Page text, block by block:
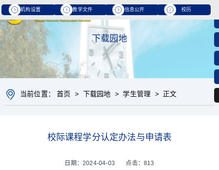
机构设置 教学文件 信息公开 校历
下载园地
当前位置：首页 > 下载园地 >学生管理 > 正文
校际课程学分认定办法与申请表
日期：2024-04-03 点击： 813